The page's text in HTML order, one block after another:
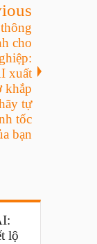
cho
xuất
khắp
tự
tốc
bạn
lộ